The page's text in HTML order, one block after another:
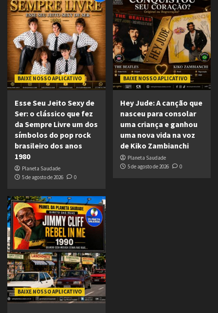
BAIXE NOSSO APLICATIVO
Esse Seu Jeito Sexy de
Ser: o clássico que fez
da Sempre Livre um dos
símbolos do pop rock
brasileiro dos anos
1980
Planeta Saudade
5 de agosto de 2026
0
BAIXE NOSSO APLICATIVO
Hey Jude: A canção que
nasceu para consolar
uma criança e ganhou
uma nova vida na voz
de Kiko Zambianchi
Planeta Saudade
5 de agosto de 2026
0
BAIXE NOSSO APLICATIVO